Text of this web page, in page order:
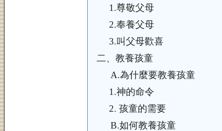
1.尊敬父母
2.奉養父母
3.叫父母歡喜
二、 教養孩童
A.為什麼要教養孩童
1.神的命令
2. 孩童的需要
B.如何教養孩童